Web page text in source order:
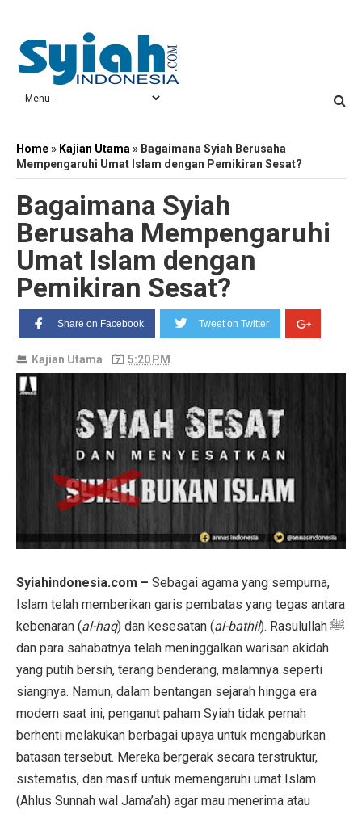
Home» Kajian Utama » Bagaimana Syiah Berusaha
Mempengaruhi Umat Islam dengan Pemikiran Sesat?
Bagaimana Syiah
Berusaha Mempengaruhi
Umat Islam dengan
Pemikiran Sesat?
Share on Facebook Tweet on Twitter
Kajian Utama 5:20 PM
Syiahindonesia.com – Sebagai agama yang sempurna,
Islam telah memberikan garis pembatas yang tegas antara
kebenaran (al-haq) dan kesesatan (al-bathil). Rasulullah ﷺ
dan para sahabatnya telah meninggalkan warisan akidah
yang putih bersih, terang benderang, malamnya seperti
siangnya. Namun, dalam bentangan sejarah hingga era
modern saat ini, penganut paham Syiah tidak pernah
berhenti melakukan berbagai upaya untuk mengaburkan
batasan tersebut. Mereka bergerak secara terstruktur,
sistematis, dan masif untuk memengaruhi umat Islam
(Ahlus Sunnah wal Jama’ah) agar mau menerima atau